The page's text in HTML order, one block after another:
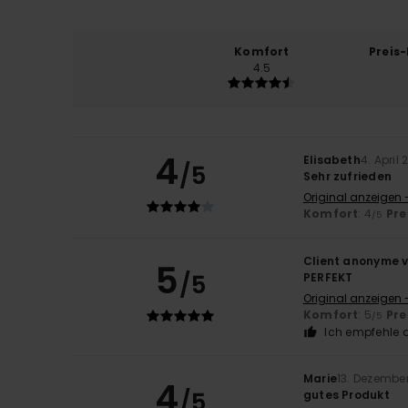
Komfort
4.5
4/5 Elisabeth4. April
Sehr zufrieden
Original anzeigen
Komfort: 4/5
5/5
Client anonyme
PERFEKT
Original anzeigen
Komfort: 5/5
Ich empfehle
Marie13.
gutes Produkt